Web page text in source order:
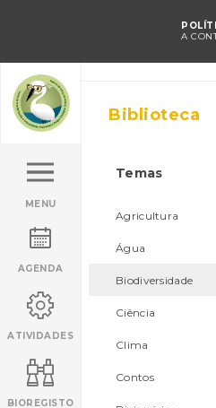
A
MENU
AGENDA
ATIVIDADES
BIOREGISTO
Biblioteca
Temas
Agricultura
Água
Biodiversidade
Ciência
Clima
Contos